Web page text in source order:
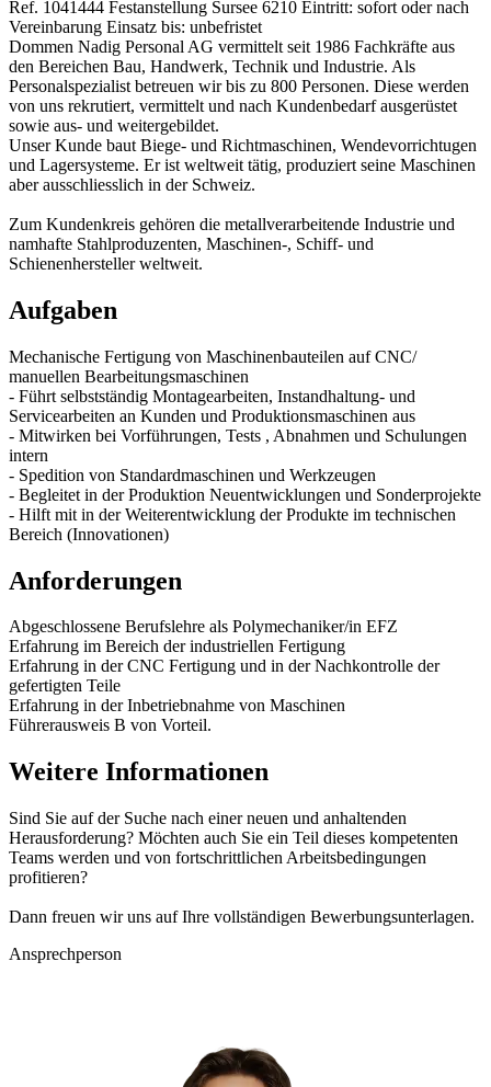
Ref. 1041444 Festanstellung Sursee 6210 Eintritt: sofort oder nach
Vereinbarung Einsatz bis: unbefristet
Dommen Nadig Personal AG vermittelt seit 1986 Fachkräfte aus
den Bereichen Bau, Handwerk, Technik und Industrie. Als
Personalspezialist betreuen wir bis zu 800 Personen. Diese werden
von uns rekrutiert, vermittelt und nach Kundenbedarf ausgerüstet
sowie aus- und weitergebildet.
Unser Kunde baut Biege- und Richtmaschinen, Wendevorrichtugen
und Lagersysteme. Er ist weltweit tätig, produziert seine Maschinen
aber ausschliesslich in der Schweiz.
Zum Kundenkreis gehören die metallverarbeitende Industrie und
namhafte Stahlproduzenten, Maschinen-, Schiff- und
Schienenhersteller weltweit.
Aufgaben
Mechanische Fertigung von Maschinenbauteilen auf CNC/
manuellen Bearbeitungsmaschinen
- Führt selbstständig Montagearbeiten, Instandhaltung- und
Servicearbeiten an Kunden und Produktionsmaschinen aus
- Mitwirken bei Vorführungen, Tests , Abnahmen und Schulungen
intern
- Spedition von Standardmaschinen und Werkzeugen
- Begleitet in der Produktion Neuentwicklungen und Sonderprojekte
- Hilft mit in der Weiterentwicklung der Produkte im technischen
Bereich (Innovationen)
Anforderungen
Abgeschlossene Berufslehre als Polymechaniker/in EFZ
Erfahrung im Bereich der industriellen Fertigung
Erfahrung in der CNC Fertigung und in der Nachkontrolle der
gefertigten Teile
Erfahrung in der Inbetriebnahme von Maschinen
Führerausweis B von Vorteil.
Weitere Informationen
Sind Sie auf der Suche nach einer neuen und anhaltenden
Herausforderung? Möchten auch Sie ein Teil dieses kompetenten
Teams werden und von fortschrittlichen Arbeitsbedingungen
profitieren?
Dann freuen wir uns auf Ihre vollständigen Bewerbungsunterlagen.
Ansprechperson